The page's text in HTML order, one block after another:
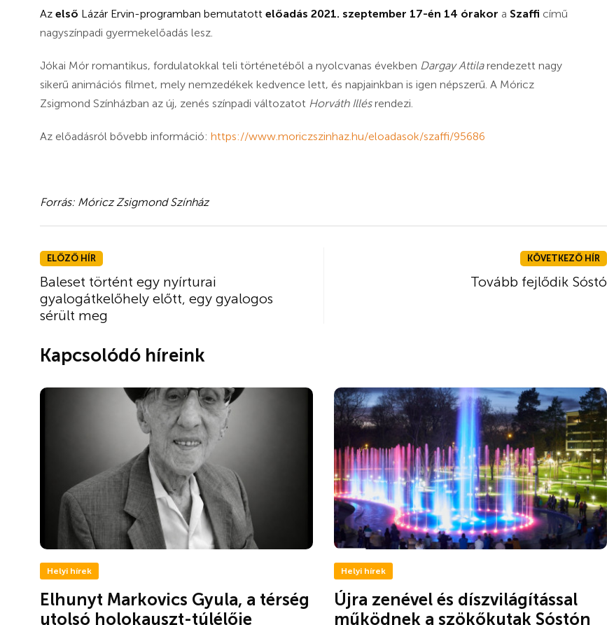
Az első Lázár Ervin-programban bemutatott előadás 2021. szeptember 17-én 14 órakor a Szaffi című
nagyszínpadi gyermekelőadás lesz.
Jókai Mór romantikus, fordulatokkal teli történetéből a nyolcvanas években Dargay Attilarendezett nagy
sikerű animációs filmet, mely nemzedékek kedvence lett, és napjainkban is igen népszerű. A Móricz
Zsigmond Színházban az új, zenés színpadi változatot Horváth Illésrendezi.
Az előadásról bővebb információ: https://www.moriczszinhaz.hu/eloadasok/szaffi/95686
Forrás: Móricz Zsigmond Színház
ELŐZŐ HÍR
Baleset történt egy nyírturai
gyalogátkelőhely előtt, egy gyalogos
sérült meg
KÖVETKEZŐ HÍR
Tovább fejlődik Sóstó
Kapcsolódó híreink
Helyi hírek
Elhunyt Markovics Gyula, a térség
utolsó holokauszt-túlélője
Helyi hírek
Újra zenével és díszvilágítással
működnek a szökőkutak Sóstón